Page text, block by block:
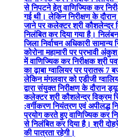
से निपटने हेतु वाणिज्यिक कर
गई थी। लेकिन निरीक्षण के
जाने पर कलेक्टर श्री कौशलेन्द्र
निलंबित कर दिया गया है।
जिला निर्वाचन अधिकारी
कोरोना महामारी पर प्रभावी
में वाणिज्यिक कर निरीक्षक श्री
का ढ़ाबा ग्वालियर पर प्रातरू
लेकिन मंगलवार को एडीजी
द्वारा संयुक्त निरीक्षण के दौरान
कलेक्टर श्री कौशलेन्द्र विक्रम
;वर्गीकरण नियंत्रण एवं अपीलद्ध
प्रयोग करते हुए वाणिज्यिक कर
से निलंबित कर दिया है। श्री
की पात्रता रहेगी।